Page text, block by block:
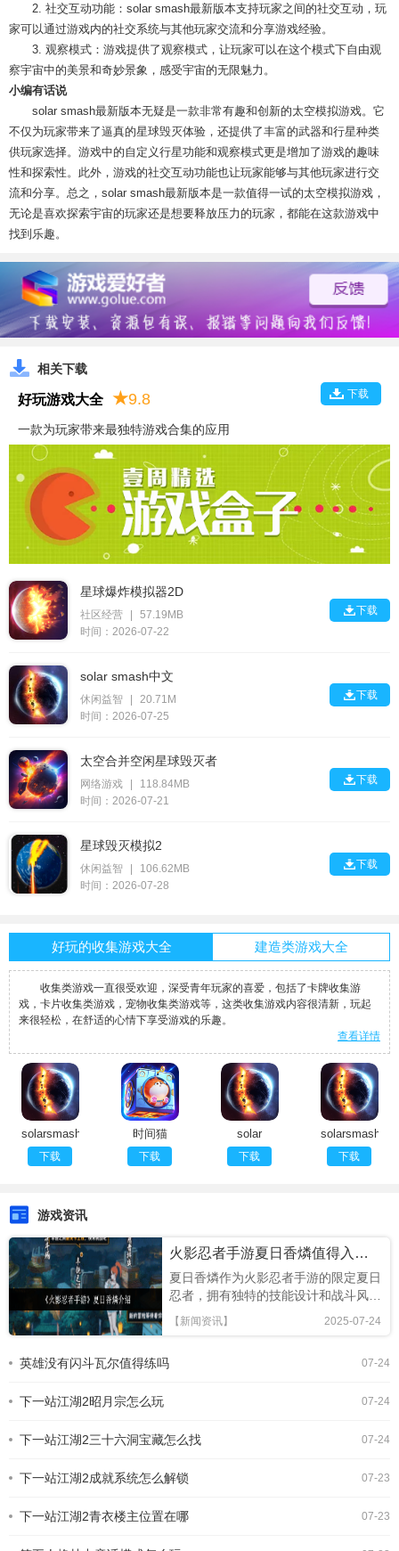
2. 社交互动功能：solar smash最新版本支持玩家之间的社交互动，玩
家可以通过游戏内的社交系统与其他玩家交流和分享游戏经验。
3. 观察模式：游戏提供了观察模式，让玩家可以在这个模式下自由观
察宇宙中的美景和奇妙景象，感受宇宙的无限魅力。
小编有话说
solar smash最新版本无疑是一款非常有趣和创新的太空模拟游戏。它
不仅为玩家带来了逼真的星球毁灭体验，还提供了丰富的武器和行星种类
供玩家选择。游戏中的自定义行星功能和观察模式更是增加了游戏的趣味
性和探索性。此外，游戏的社交互动功能也让玩家能够与其他玩家进行交
流和分享。总之，solar smash最新版本是一款值得一试的太空模拟游戏，
无论是喜欢探索宇宙的玩家还是想要释放压力的玩家，都能在这款游戏中
找到乐趣。
相关下载
下载
好玩游戏大全 ★9.8
一款为玩家带来最独特游戏合集的应用
星球爆炸模拟器2D
社区经营
57.19MB
时间：2026-07-22
下载
solar smash中文
休闲益智
20.71M
时间：2026-07-25
下载
太空合并空闲星球毁灭者
网络游戏
118.84MB
时间：2026-07-21
下载
星球毁灭模拟2
休闲益智
106.62MB
时间：2026-07-28
下载
好玩的收集游戏大全 建造类游戏大全
收集类游戏一直很受欢迎，深受青年玩家的喜爱，包括了卡牌收集游
戏，卡片收集类游戏，宠物收集类游戏等，这类收集游戏内容很清新，玩起
来很轻松，在舒适的心情下享受游戏的乐趣。
查看详情
solarsmash
下载最新版
下载
时间猫
(CatsinTime)
下载
solar
smash官方
下载
下载
solarsmash
官网下载
下载
游戏资讯
火影忍者手游夏日香燐值得入手吗
夏日香燐作为火影忍者手游的限定夏日
忍者，拥有独特的技能设计和战斗风
格，本文将从技能解析、连招技巧及竞
技场表现全面评估，助你判断是否值得
基础攻击方面，夏日香燐的普攻为五段
主，具备良好的起手能力，第三段下劈
段持续输出中，锁链从地面穿出进行终
中效果。需要注意的是，最后一段
2025-07-24
【新闻资讯】
07-24
英雄没有闪斗瓦尔值得练吗
07-24
下一站江湖2昭月宗怎么玩
07-24
下一站江湖2三十六洞宝藏怎么找
07-23
下一站江湖2成就系统怎么解锁
07-23
下一站江湖2青衣楼主位置在哪